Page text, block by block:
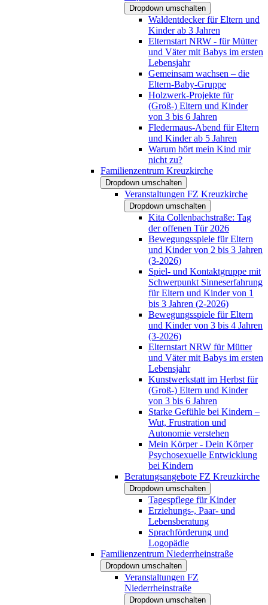
Dropdown umschalten
Waldentdecker für Eltern und
Kinder ab 3 Jahren
Elternstart NRW - für Mütter
und Väter mit Babys im ersten
Lebensjahr
Gemeinsam wachsen – die
Eltern-Baby-Gruppe
Holzwerk-Projekte für
(Groß-) Eltern und Kinder
von 3 bis 6 Jahren
Fledermaus-Abend für Eltern
und Kinder ab 5 Jahren
Warum hört mein Kind mir
nicht zu?
Familienzentrum Kreuzkirche
Dropdown umschalten
Veranstaltungen FZ Kreuzkirche
Dropdown umschalten
Kita Collenbachstraße: Tag
der offenen Tür 2026
Bewegungsspiele für Eltern
und Kinder von 2 bis 3 Jahren
(3-2026)
Spiel- und Kontaktgruppe mit
Schwerpunkt Sinneserfahrung
für Eltern und Kinder von 1
bis 3 Jahren (2-2026)
Bewegungsspiele für Eltern
und Kinder von 3 bis 4 Jahren
(3-2026)
Elternstart NRW für Mütter
und Väter mit Babys im ersten
Lebensjahr
Kunstwerkstatt im Herbst für
(Groß-) Eltern und Kinder
von 3 bis 6 Jahren
Starke Gefühle bei Kindern –
Wut, Frustration und
Autonomie verstehen
Mein Körper - Dein Körper
Psychosexuelle Entwicklung
bei Kindern
Beratungsangebote FZ Kreuzkirche
Dropdown umschalten
Tagespflege für Kinder
Erziehungs-, Paar- und
Lebensberatung
Sprachförderung und
Logopädie
Familienzentrum Niederrheinstraße
Dropdown umschalten
Veranstaltungen FZ
Niederrheinstraße
Dropdown umschalten